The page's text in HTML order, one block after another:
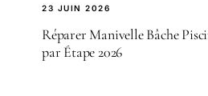
23 JUIN 2026
Réparer Manivelle Bâche
par Étape 2026